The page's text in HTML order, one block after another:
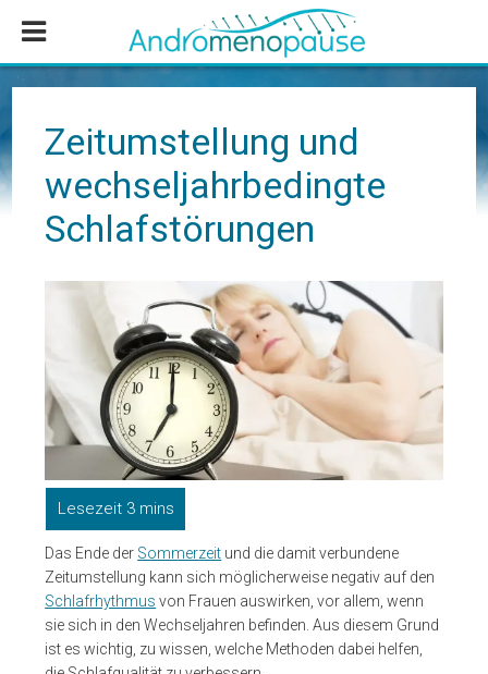
Inhalt
springen
Seitenspalte
springen
Fußzeile
springen
Zeitumstellung und
wechseljahrbedingte
Schlafstörungen
Das Ende der Sommerzeit und die damit verbundene
Zeitumstellung kann sich möglicherweise negativ auf den
Schlafrhythmus von Frauen auswirken, vor allem, wenn
sie sich in den Wechseljahren befinden. Aus diesem Grund
ist es wichtig, zu wissen, welche Methoden dabei helfen,